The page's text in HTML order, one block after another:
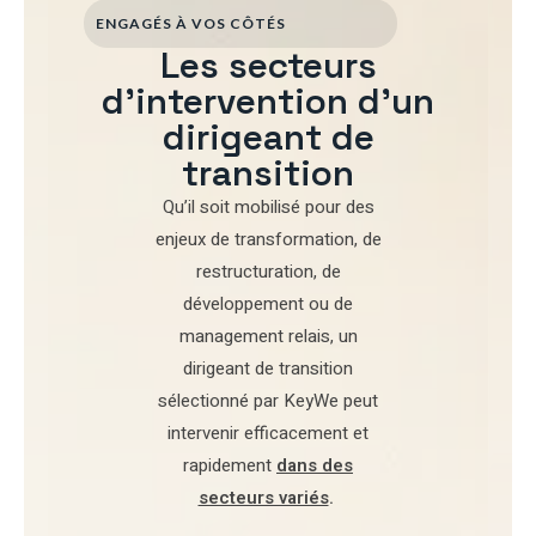
ENGAGÉS À VOS CÔTÉS
Les secteurs
d'intervention d'un
dirigeant de
transition
Qu’il soit mobilisé pourdes
enjeux de transformation, de
restructuration, de
développementou de
management relais, un
dirigeant de transition
sélectionné par KeyWe peut
intervenir efficacement et
rapidement dans des
secteurs variés.